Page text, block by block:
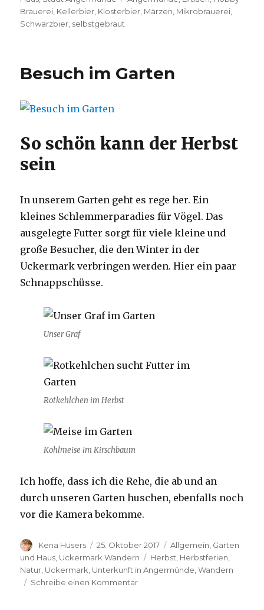
Brauerei, Kellerbier, Klosterbier, Märzen, Mikrobrauerei,
Schwarzbier, selbstgebraut
Besuch im Garten
So schön kann der Herbst
sein
In unserem Garten geht es rege her. Ein
kleines Schlemmerparadies für Vögel. Das
ausgelegte Futter sorgt für viele kleine und
große Besucher, die den Winter in der
Uckermark verbringen werden. Hier ein paar
Schnappschüsse.
Unser Graf
Rotkehlchen im Herbst
Kohlmeise im Kirschbaum
Ich hoffe, dass ich die Rehe, die ab und an
durch unseren Garten huschen, ebenfalls noch
vor die Kamera bekomme.
Autor
Kena Hüsers
Veröffentlicht
am
25. Oktober 2017 Kategorien
Allgemein, Garten
und Haus, Uckermark Wandern Schlagwörter
Herbst, Herbstferien,
Natur, Uckermark, Unterkunft in Angermünde,Wandern
Schreibe einen Kommentarzu